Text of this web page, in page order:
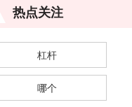
热点关注
杠杆
哪个